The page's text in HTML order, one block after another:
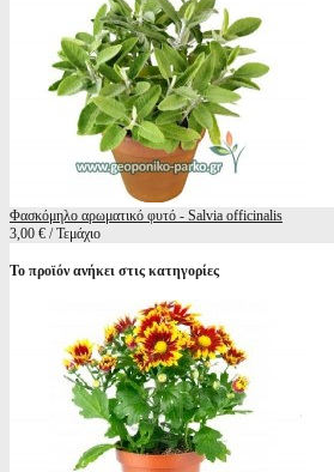
Φασκόμηλο αρωματικό φυτό - Salvia officinalis
3,00 € / Τεμάχιο
Το προϊόν ανήκει στις κατηγορίες